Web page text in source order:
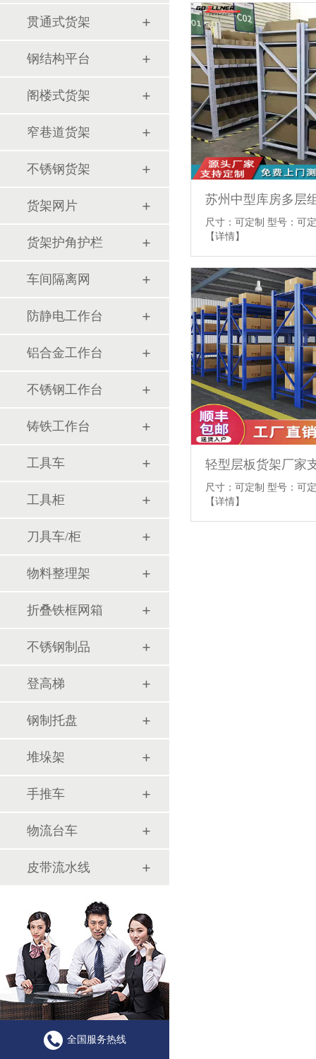
贯通式货架
钢结构平台
阁楼式货架
窄巷道货架
不锈钢货架
货架网片
货架护角护栏
车间隔离网
防静电工作台
铝合金工作台
不锈钢工作台
铸铁工作台
工具车
工具柜
刀具车/柜
物料整理架
折叠铁框网箱
不锈钢制品
登高梯
钢制托盘
堆垛架
手推车
物流台车
皮带流水线
全国服务热线
尺寸：可定制 型号：可
【详情】
轻型层板货架厂家
尺寸：可定制 型号：可
【详情】